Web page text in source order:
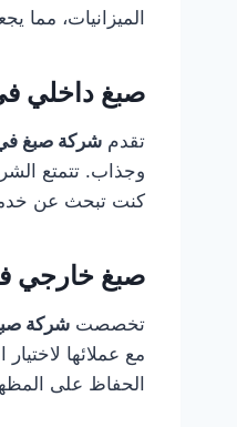
الميزانيات، مما
صبغ داخلي
تقدم شركة صبغ في
وجذاب. تتمتع
كنت تبحث عن
صبغ خارجي
تخصصت شركة
مع عملائها
الحفاظ على